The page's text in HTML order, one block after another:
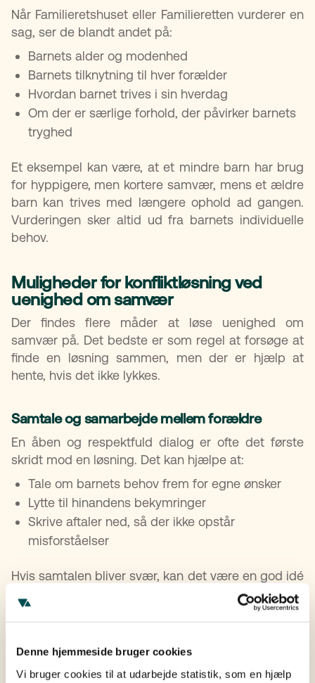
Denne hjemmeside bruger cookies
Vi bruger cookies til at udarbejde statistik, som en hjælp
Når Familieretshuset eller Familieretten vurderer en
sag, ser de blandt andet på:
Barnets alder og modenhed
Barnets tilknytning til hver forælder
Hvordan barnet trives i sin hverdag
Om der er særlige forhold, der påvirker barnets
tryghed
Et eksempel kan være, at et mindre barn har brug
for hyppigere, men kortere samvær, mens et ældre
barn kan trives med længere ophold ad gangen.
Vurderingen sker altid ud fra barnets individuelle
behov.
Muligheder for konfliktløsning ved
uenighed om samvær
Der findes flere måder at løse uenighed om
samvær på. Det bedste er som regel at forsøge at
finde en løsning sammen, men der er hjælp at
hente, hvis det ikke lykkes.
Samtale og samarbejde mellem forældre
En åben og respektfuld dialog er ofte det første
skridt mod en løsning. Det kan hjælpe at:
Tale om barnets behov frem for egne ønsker
Lytte til hinandens bekymringer
Skrive aftaler ned, så der ikke opstår
misforståelser
Hvis samtalen bliver svær, kan det være en god idé
at få hjælp fra en neutral tredjepart, f.eks. en
familierådgiver.
Hjælp fra Familieretshuset
Familieretshuset hjælper forældre, der ikke kan